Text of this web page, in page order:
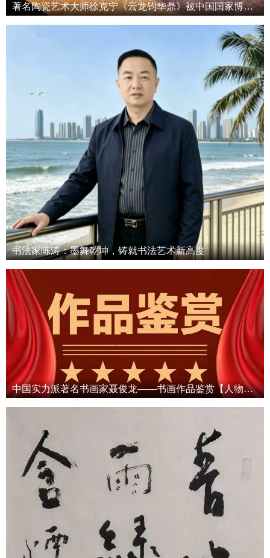
著名陶瓷艺术大师徐克宁《云龙钧华鼎》被中国国家博物馆收藏
书法家陈涛：墨舞乾坤，铸就书法艺术新高度
中国实力派著名书画家聂俊龙——书画作品鉴赏【人物艺术专访】